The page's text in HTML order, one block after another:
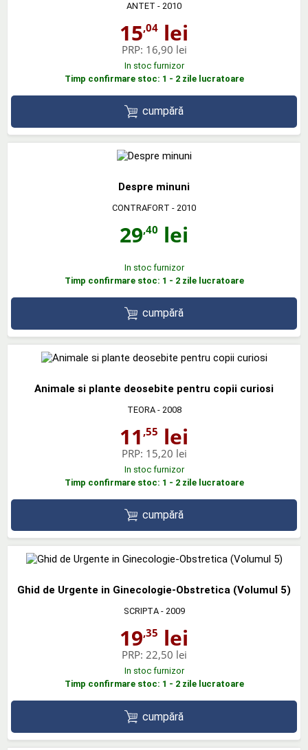
ANTET - 2010
15,04 lei
PRP: 16,90 lei
In stoc furnizor
Timp confirmare stoc: 1 - 2 zile lucratoare
cumpără
Despre minuni
CONTRAFORT - 2010
29,40 lei
In stoc furnizor
Timp confirmare stoc: 1 - 2 zile lucratoare
cumpără
Animale si plante deosebite pentru copii curiosi
TEORA- 2008
11 ,55 lei
PRP: 15,20 lei
In stoc furnizor
Timp confirmare stoc: 1 - 2 zile lucratoare
cumpără
Ghid de Urgente in Ginecologie-Obstretica (Volumul 5)
SCRIPTA- 2009
19,35 lei
PRP: 22,50 lei
In stoc furnizor
Timp confirmare stoc: 1 - 2 zile lucratoare
cumpără